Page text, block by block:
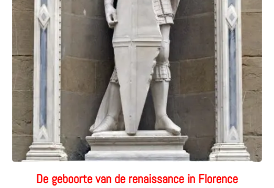
De geboorte van de renaissance in Florence